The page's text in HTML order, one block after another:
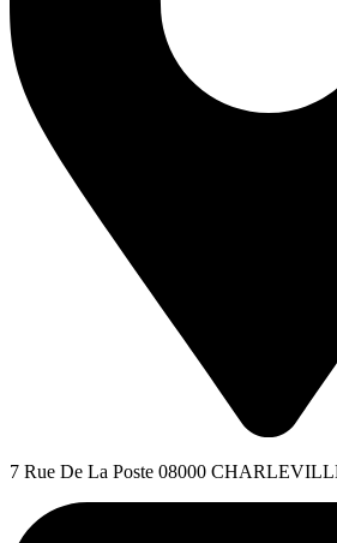
7 Rue De La Poste 08000